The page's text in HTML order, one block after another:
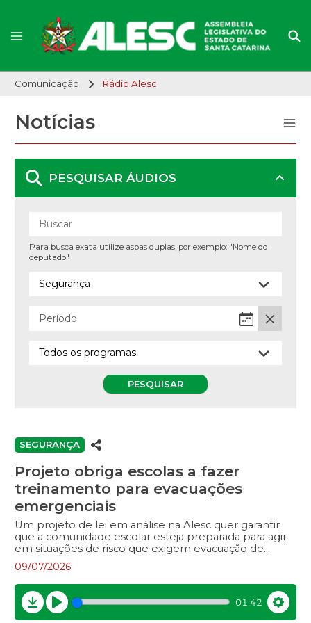
Comunicação Rádio Alesc
Notícias
PESQUISAR ÁUDIOS
Para busca exata utilize aspas duplas, por exemplo: "Nome do
deputado"
PESQUISAR
SEGURANÇA
Projeto obriga escolas a fazer
treinamento para evacuações
emergenciais
Um projeto de lei em análise na Alesc quer garantir
que a comunidade escolar esteja preparada para agir
em situações de risco que exigem evacuação de
emergência. É o caso de incêndios, desastres naturais
ou outras ocorrências que possam ameaçar a
integridade física de estudantes, professores e demais
profissionais que atuam em escolas. De acordo com a
proposta, as unidades educativas localizadas em Santa
Catarina deverão prever procedimentos de evacuação
09/07/2026
Download
Play
01:42